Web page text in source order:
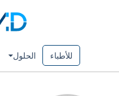
للأطباء الحلول